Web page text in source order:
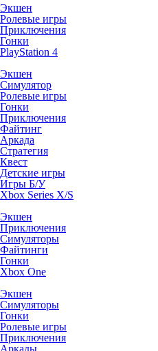
Экшен
Ролевые игры
Приключения
Гонки
PlayStation 4
Экшен
Симулятор
Ролевые игры
Гонки
Приключения
Файтинг
Аркада
Стратегия
Квест
Детские игры
Игры Б/У
Xbox Series X/S
Экшен
Приключения
Симуляторы
Файтинги
Гонки
Xbox One
Экшен
Симуляторы
Гонки
Ролевые игры
Приключения
Аркады